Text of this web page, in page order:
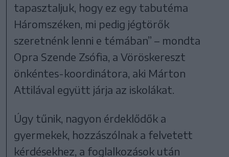
tapasztaljuk, hogy ez egy tabutéma
Háromszéken, mi pedig jégtörők
szeretnénk lenni e témában” – mondta
Opra Szende Zsófia, a Vöröskereszt
önkéntes-koordinátora, aki Márton
Attilával együtt járja az iskolákat.
Úgy tűnik, nagyon érdeklődők a
gyermekek, hozzászólnak a felvetett
kérdésekhez, a foglalkozások után